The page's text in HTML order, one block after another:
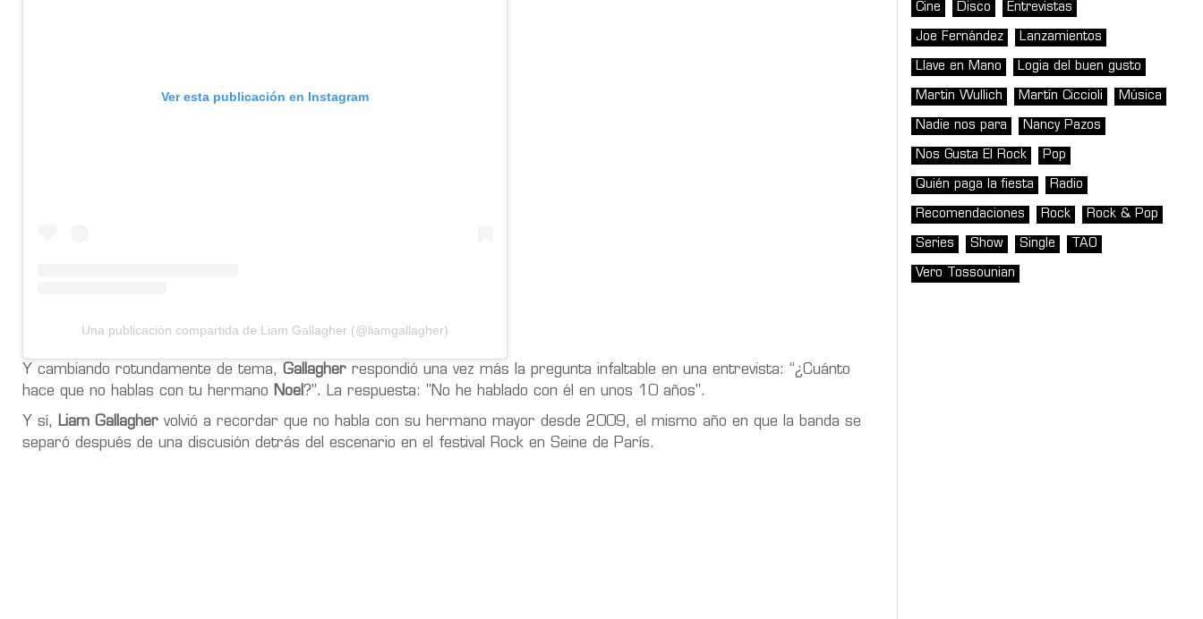
Ver esta publicación en Instagram
Una publicación compartida de Liam Gallagher (@liamgallagher)
Y cambiando rotundamente de tema, Gallagher respondió una vez más la pregunta infaltable en una entrevista: “¿Cuánto
hace que no hablas con tu hermano Noel?”. La respuesta: "No he hablado con él en unos 10 años".
Y sí, Liam Gallagher volvió a recordar que no habla con su hermano mayor desde 2009, el mismo año en que la banda se
separó después de una discusión detrás del escenario en el festival Rock en Seine de París.
Cine Disco Entrevistas
Joe Fernández Lanzamientos
Llave en Mano Logia del buen gusto
Martin Wullich Martín Ciccioli Música
Nadie nos para Nancy Pazos
Nos Gusta El Rock Pop
Quién paga la fiesta Radio
Recomendaciones Rock Rock & Pop
Series Show Single TAO
Vero Tossounian